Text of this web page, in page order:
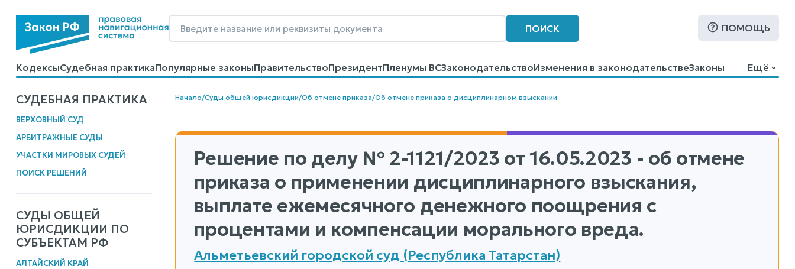
ПОИСК ПОМОЩЬ
КодексыСудебная практикаПопулярные законыПравительствоПрезидентПленумы ВСЗаконодательствоИзменения в законодательствеЗаконы
КалькуляторыСправочные материалыОбразцы договоровКонтактыПомощьПоиск
Ещё
СУДЕБНАЯ ПРАКТИКА
ВЕРХОВНЫЙ СУД
АРБИТРАЖНЫЕ СУДЫ
УЧАСТКИ МИРОВЫХ СУДЕЙ
ПОИСК РЕШЕНИЙ
СУДЫ ОБЩЕЙ
ЮРИСДИКЦИИ ПО
СУБЪЕКТАМ РФ
АЛТАЙСКИЙ КРАЙ
Начало/Суды общей юрисдикции/Об отмене приказа/Об отмене приказа о дисциплинарном взыскании
Решение по делу № 2-1121/2023 от 16.05.2023 - об отмене
приказа о применении дисциплинарного взыскания,
выплате ежемесячного денежного поощрения с
процентами и компенсации морального вреда.
Альметьевский городской суд (Республика Татарстан)